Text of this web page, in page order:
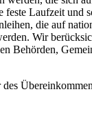
feste Laufzeit und
die auf
Wir
Behörden,